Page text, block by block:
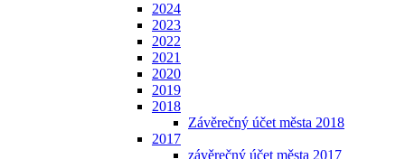
2024
2023
2022
2021
2020
2019
2018
Závěrečný účet města 2018
2017
závěrečný účet města 2017